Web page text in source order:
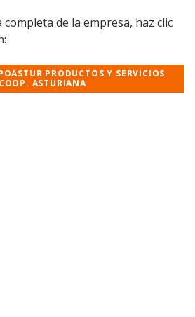
de la empresa, haz clic
PRODUCTOS Y SERVICIOS
ASTURIANA